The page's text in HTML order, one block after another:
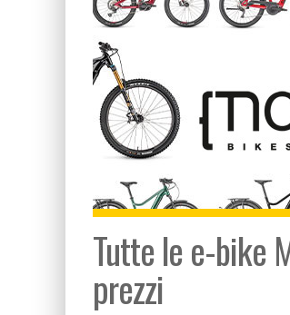
Tutte le e-bike
prezzi